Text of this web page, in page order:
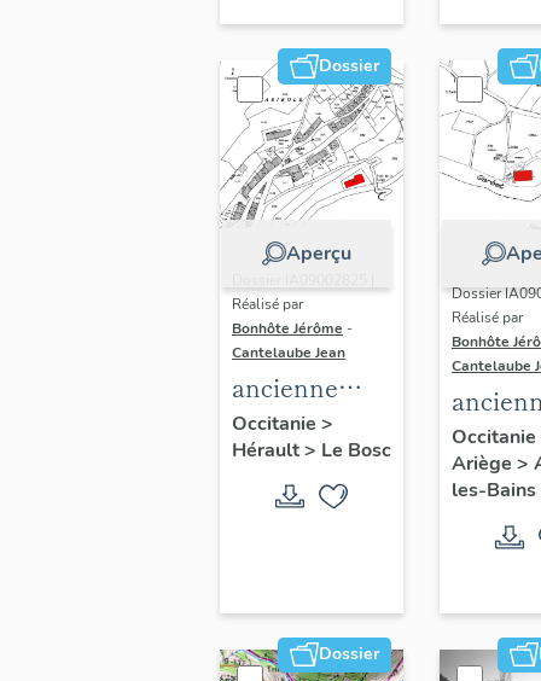
Bellamy.
Dossier
Aperçu
Réalisé par
Bonhôte Jérôme -
Cantelaube Jean
ancienne
forge à la
catalane
Occitanie >
Hérault> Le Bosc
Dossier
Réalisé par
Bonhôte
Cantelaube
forge à
Occitanie
Ariège >
les-Bains
Dossier